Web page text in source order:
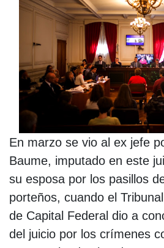
En marzo se vio al ex jefe
Baume, imputado en este
su esposa por los pasillos
porteños, cuando el
de Capital Federal dio a
del juicio por los crímenes